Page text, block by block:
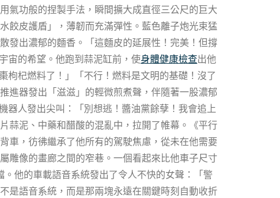
氣功般的捏製手法，瞬間擴大成直徑三公尺的巨大
餃皮護盾」，薄韌而充滿彈性。藍色離子炮光束猛
發出濃郁的麵香。「這麵皮的延展性！完美！但撐
宙的希望。他跑到蒜泥缸前，使身體健康檢查出他
杞燃料了！」「不行！燃料是文明的基礎！沒了
進器發出「滋滋」的輕微煎煮聲，伴隨著一股濃郁
器人發出尖叫：「別想逃！醬油黨餘孽！我會追上
蒜泥、中藥和醋酸的混亂中，拉開了帷幕。《平行
車，彷彿繼承了他所有的駕駛焦慮，從未在他需要
雕像的畫廊之間的窄巷。一個看起來比他車子尺寸
他的車載語音系統發出了令人不快的女聲：「警
是語音系統，而是那兩塊永遠在關鍵時刻自動收折